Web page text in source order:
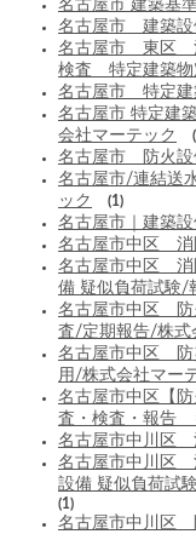
名古屋市 建築基
名古屋市 建築設
名古屋市 東区
検査 特定建築
名古屋市 特定建
名古屋市 特定建
会社マーテック
名古屋市 防火設
名古屋市/連結送
ック
(1)
名古屋市｜建築
名古屋市中区 消
名古屋市中区 消
備 疑似負荷試験/
名古屋市中区 防
査/定期報告/株式
名古屋市中区 防
用/株式会社マー
名古屋市中区【
査・検査・報
名古屋市中川区
名古屋市中川区
設備 疑似負荷試
(1)
名古屋市中川区